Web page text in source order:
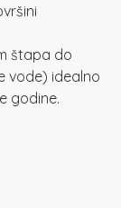
štapa do
vode) idealno
godine.